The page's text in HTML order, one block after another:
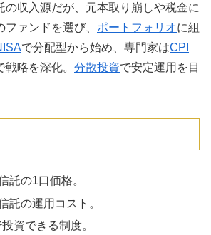
の収入源だが、元本取り崩しや税金に
ファンドを選び、 ポートフォリオに組
で分配型から始め、専門家はCPI
戦略を深化。 分散投資で安定運用を目
託の1口価格。
託の運用コスト。
資できる制度。